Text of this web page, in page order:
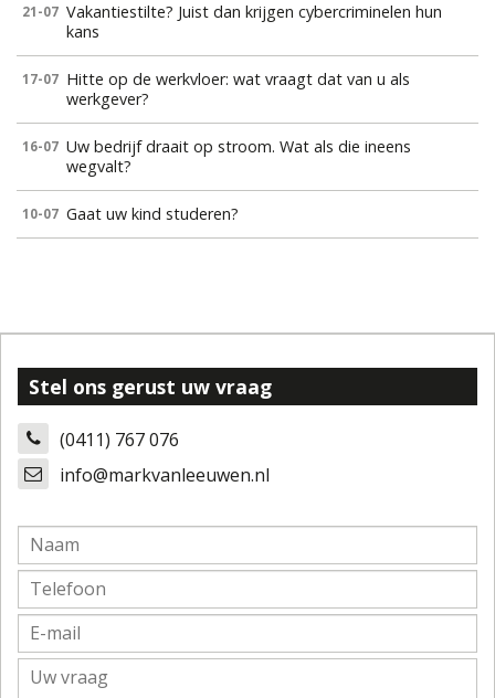
21-07 Vakantiestilte? Juist dan krijgen cybercriminelen hun
kans
17-07 Hitte op de werkvloer: wat vraagt dat van u als
werkgever?
16-07 Uw bedrijf draait op stroom. Wat als die ineens
wegvalt?
10-07 Gaat uw kind studeren?
Stel ons gerust uw vraag
(0411) 767 076
info@markvanleeuwen.nl